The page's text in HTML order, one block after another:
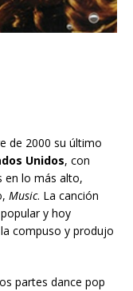
de 2000 su último
Unidos, con
en lo más alto,
Music. La canción
y hoy
compuso y produjo
partes dance pop